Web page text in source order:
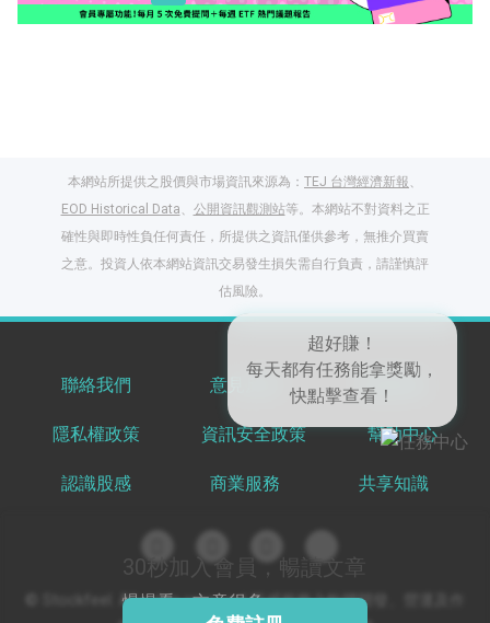
30秒加入會員，暢讀文章
慢慢看，文章很多
本網站所提供之股價與市場資訊來源為： TEJ 台灣經濟新報、
EOD Historical Data、 公開資訊觀測站等。本網站不對資料之正
確性與即時性負任何責任，所提供之資訊僅供參考，無推介買賣
之意。投資人依本網站資訊交易發生損失需自行負責，請謹慎評
估風險。
聯絡我們 意見反饋 服務條款
隱私權政策 資訊安全政策 幫助中心
認識股感 商業服務 共享知識
© Stockfeel. All rights reserved 股感服務之軟體開發、營運及作
每天都有任務能拿獎勵，
登入股感會員，閱讀
任一文章
出國就缺這咖？股